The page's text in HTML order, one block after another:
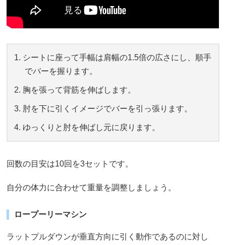
シートに座って手幅は肩幅の1.5倍の広さにし、順手
でバーを握ります。
胸を張って背筋を伸ばします。
肘を下に引くイメージでバーを引っ張ります。
ゆっくりと肘を伸ばし元に戻ります。
回数の目安は10回を3セットです。
自分の体力に合わせて重量を調整しましょう。
ロープーリーマシン
ラットプルダウンが垂直方向に引く動作であるのに対し